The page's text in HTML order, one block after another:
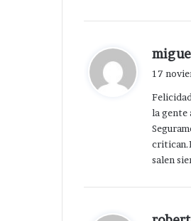
17
la gente
salen